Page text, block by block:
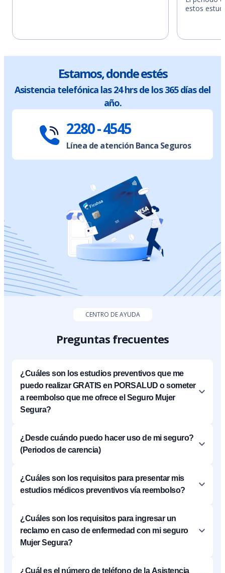
estos
Estamos, donde estés
Asistencia telefónica las 24 hrs de los 365 días del
año.
2280 - 4545
Línea de atención Banca Seguros
CENTRO DE AYUDA
Preguntas frecuentes
¿Cuáles son los estudios preventivos que me
puedo realizar GRATIS en PORSALUD o someter
a reembolso que me ofrece el Seguro Mujer
Segura?
¿Desde cuándo puedo hacer uso de mi seguro?
(Periodos de carencia)
¿Cuáles son los requisitos para presentar mis
estudios médicos preventivos vía reembolso?
¿Cuáles son los requisitos para ingresar un
reclamo en caso de enfermedad con mi seguro
Mujer Segura?
¿Cuál es el número de teléfono de la Asistencia